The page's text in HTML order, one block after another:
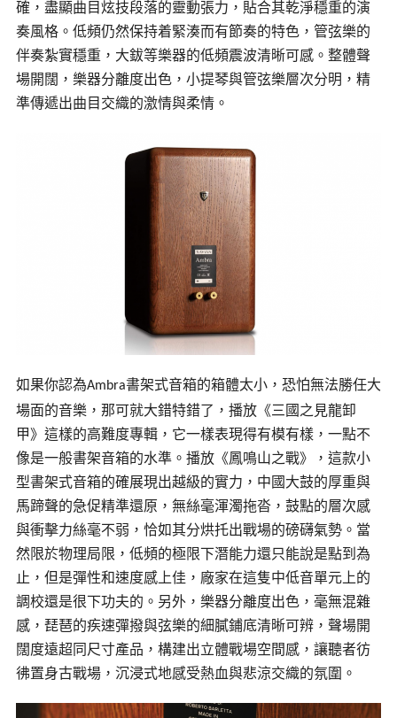
確，盡顯曲目炫技段落的靈動張力，貼合其乾淨穩重的演
奏風格。低頻仍然保持着緊湊而有節奏的特色，管弦樂的
伴奏紮實穩重，大鈸等樂器的低頻震波清晰可感。整體聲
場開闊，樂器分離度出色，小提琴與管弦樂層次分明，精
準傳遞出曲目交織的激情與柔情。
如果你認為Ambra書架式音箱的箱體太小，恐怕無法勝任大
場面的音樂，那可就大錯特錯了，播放《三國之見龍卸
甲》這樣的高難度專輯，它一樣表現得有模有樣，一點不
像是一般書架音箱的水準。播放《鳳鳴山之戰》，這款小
型書架式音箱的確展現出越級的實力，中國大鼓的厚重與
馬蹄聲的急促精準還原，無絲毫渾濁拖沓，鼓點的層次感
與衝擊力絲毫不弱，恰如其分烘托出戰場的磅礴氣勢。當
然限於物理局限，低頻的極限下潛能力還只能說是點到為
止，但是彈性和速度感上佳，廠家在這隻中低音單元上的
調校還是很下功夫的。另外，樂器分離度出色，毫無混雜
感，琵琶的疾速彈撥與弦樂的細膩鋪底清晰可辨，聲場開
闊度遠超同尺寸產品，構建出立體戰場空間感，讓聽者彷
彿置身古戰場，沉浸式地感受熱血與悲涼交織的氛圍。